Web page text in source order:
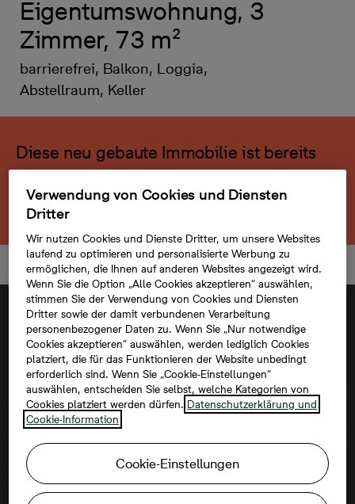
Eigentumswohnung, 3
Zimmer, 73 m²
barrierefrei, Balkon, Loggia,
Abstellraum, Keller
Diese neu gebaute Immobilie ist bereits
verkauft.
Zurück zum Projekt
aktivieren Sie bitte die Dienste Dritter in
den Cookie-Einstellungen.
Verwendung von Cookies und Diensten
Dritter
Wir nutzen Cookies und Dienste Dritter, um unsere Websites
laufend zu optimieren und personalisierte Werbung zu
ermöglichen, die Ihnen auf anderen Websites angezeigt wird.
Wenn Sie die Option „Alle Cookies akzeptieren“ auswählen,
stimmen Sie der Verwendung von Cookies und Diensten
Dritter sowie der damit verbundenen Verarbeitung
personenbezogener Daten zu. Wenn Sie „Nur notwendige
Cookies akzeptieren“ auswählen, werden lediglich Cookies
platziert, die für das Funktionieren der Website unbedingt
erforderlich sind. Wenn Sie „Cookie-Einstellungen“
auswählen, entscheiden Sie selbst, welche Kategorien von
Cookies platziert werden dürfen. Datenschutzerklärung und
Cookie-Information
Cookie-Einstellungen